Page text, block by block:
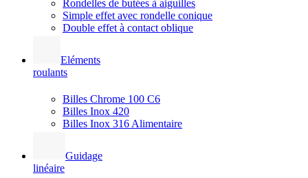
Rondelles de butées à aiguilles
Simple effet avec rondelle conique
Double effet à contact oblique
Eléments
roulants
Billes Chrome 100 C6
Billes Inox 420
Billes Inox 316 Alimentaire
Guidage
linéaire